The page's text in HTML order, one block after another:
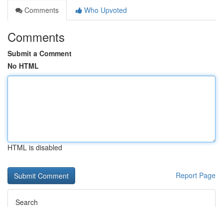
Comments
Who Upvoted
Comments
Submit a Comment
No HTML
HTML is disabled
Report Page
Search